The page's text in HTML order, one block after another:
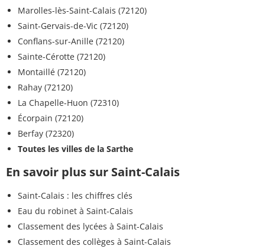
Marolles-lès-Saint-Calais (72120)
Saint-Gervais-de-Vic (72120)
Conflans-sur-Anille (72120)
Sainte-Cérotte (72120)
Montaillé (72120)
Rahay (72120)
La Chapelle-Huon (72310)
Écorpain (72120)
Berfay (72320)
Toutes les villes de la Sarthe
En savoir plus sur Saint-Calais
Saint-Calais : les chiffres clés
Eau du robinet à Saint-Calais
Classement des lycées à Saint-Calais
Classement des collèges à Saint-Calais